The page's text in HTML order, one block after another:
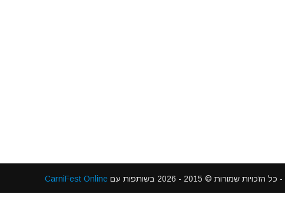
© 2015 - 2026 בשותפות עם CarniFest Online